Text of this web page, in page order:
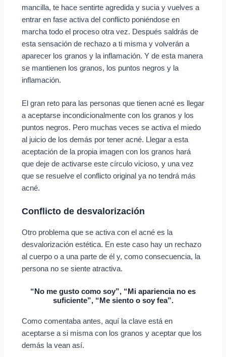
mancilla, te hace sentirte agredida y sucia y vuelves a
entrar en fase activa del conflicto poniéndose en
marcha todo el proceso otra vez. Después saldrás de
esta sensación de rechazo a ti misma y volverán a
aparecer los granos y la inflamación. Y de esta manera
se mantienen los granos, los puntos negros y la
inflamación.
El gran reto para las personas que tienen acné es llegar
a aceptarse incondicionalmente con los granos y los
puntos negros. Pero muchas veces se activa el miedo
al juicio de los demás por tener acné. Llegar a esta
aceptación de la propia imagen con los granos hará
que deje de activarse este círculo vicioso, y una vez
que se resuelve el conflicto original ya no tendrá más
acné.
Conflicto de desvalorización
Otro problema que se activa con el acné es la
desvalorización estética. En este caso hay un rechazo
al cuerpo o a una parte de él y, como consecuencia, la
persona no se siente atractiva.
“No me gusto como soy”, “Mi apariencia no es
suficiente”, “Me siento o soy fea”.
Como comentaba antes, aquí la clave está en
aceptarse a si misma con los granos y aceptar que los
demás la vean así.